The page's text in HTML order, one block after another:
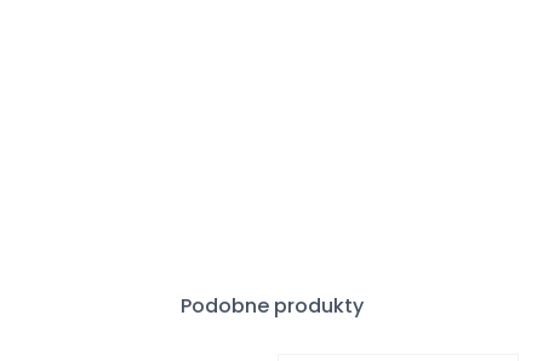
Podobne produkty